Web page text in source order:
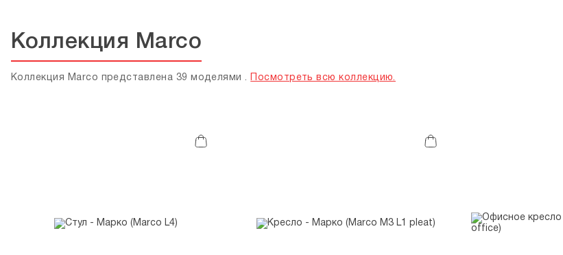
Коллекция Marco
Коллекция Marco представлена 39 моделями . Посмотреть всю коллекцию.